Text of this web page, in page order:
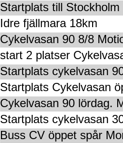
Startplats till
Idre fjällmara 18km
Cykelvasan 90 8/8
start 2 platser
Startplats cykelvasan
Startplats Cykelvasan
Cykelvasan 90 lördag.
Startplats cykelvasan
Buss CV öppet spår